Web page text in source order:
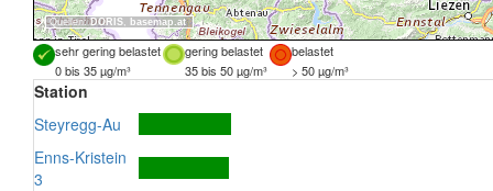
Quellen:DORIS, basemap.at
sehr gering belastet gering belastet
belastet
0 bis 35 µg/m³
35 bis 50 µg/m³ > 50 µg/m³
Station
Steyregg-Au
Enns-Kristein
3